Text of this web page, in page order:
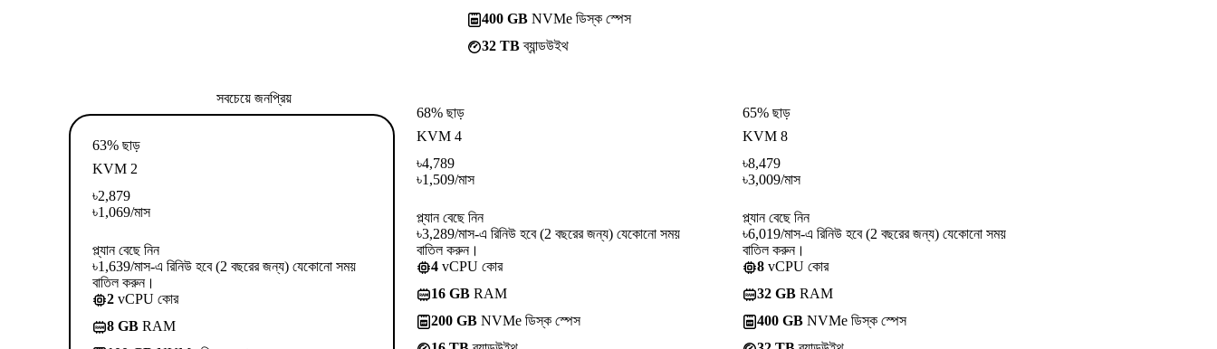
400 GB NVMe ডিস্ক স্পেস
32 TBব্যান্ডউইথ
সবচেয়ে জনপ্রিয়
63% ছাড়
KVM 2
৳2,879
৳1,069/মাস
প্ল্যান বেছে নিন
৳1,639/মাস-এ রিনিউ হবে (2 বছরের জন্য) যেকোনো সময়
বাতিল করুন।
2 vCPU কোর
8 GB RAM
68% ছাড়
KVM 4
৳4,789
৳1,509/মাস
প্ল্যান বেছে নিন
৳3,289/মাস-এ রিনিউ হবে (2 বছরের জন্য) যেকোনো সময়
বাতিল করুন।
4 vCPU কোর
16 GB RAM
200 GB NVMe ডিস্ক স্পেস
65% ছাড়
KVM 8
৳8,479
৳3,009/মাস
প্ল্যান বেছে নিন
৳6,019/মাস-এ রিনিউ হবে (2 বছরের জন্য) যেকোনো সময়
বাতিল করুন।
8 vCPU কোর
32 GB RAM
400 GB NVMe ডিস্ক স্পেস